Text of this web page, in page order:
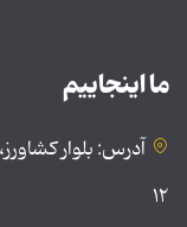
ما اینجاییم
آدرس: بلوار
۱۲